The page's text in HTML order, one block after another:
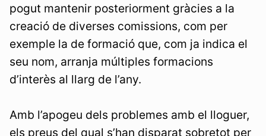
pogut mantenir posteriorment gràcies a la
creació de diverses comissions, com per
exemple la de formació que, com ja indica el
seu nom, arranja múltiples formacions
d’interès al llarg de l’any.
Amb l’apogeu dels problemes amb el lloguer,
els preus del qual s’han disparat sobretot per